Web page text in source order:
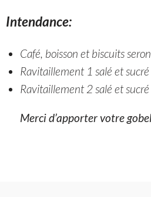
Intendance:
Café, boisson et biscuits
Ravitaillement 1 salé et
Ravitaillement 2 salé et sucré
Merci d’apporter votre